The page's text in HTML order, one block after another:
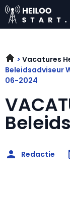
Vacatures
Beleidsadviseur
06-2024
Redactie